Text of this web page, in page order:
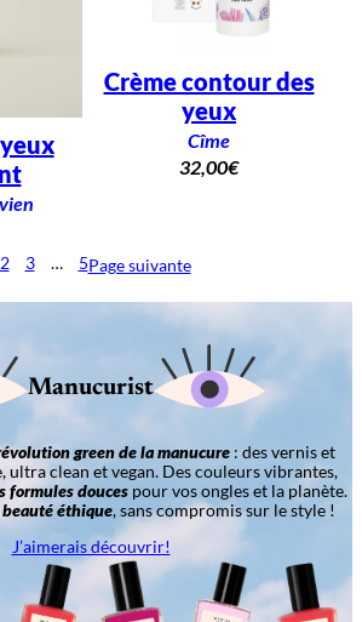
Crème contour des
yeux
Cîme
32,00€
2 3 … 5Page suivante
Manucurist
green de la manucure: des vernis et
ultra clean et vegan. Des couleurs vibrantes,
formules douces pour vos ongles et la planète.
éthique, sans compromis sur le style !
J’aimerais découvrir!